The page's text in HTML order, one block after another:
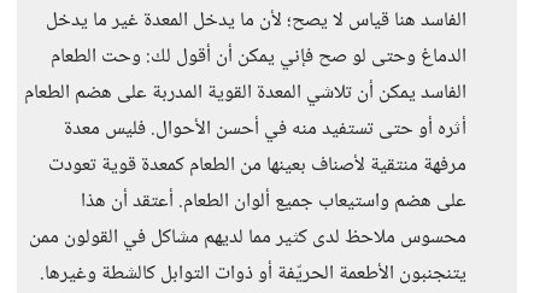
الفاسد هنا قياس لا يصح؛ لأن ما يدخل المعدة غير ما يدخل
الدماغ وحتى لو صح فإني يمكن أن أقول لك: وحت الطعام
الفاسد يمكن أن تلاشي المعدة القوية المدربة على هضم الطعام
أثره أو حتى تستفيد منه في أحسن الأحوال. فليس معدة
مرفهة منتقية لأصناف بعينها من الطعام كمعدة قوية تعودت
على هضم واستيعاب جميع ألوان الطعام. أعتقد أن هذا
محسوس ملاحظ لدى كثير مما لديهم مشاكل في القولون ممن
يتنجنبون الأطعمة الحريّفة أو ذوات التوابل كالشطة وغيرها.